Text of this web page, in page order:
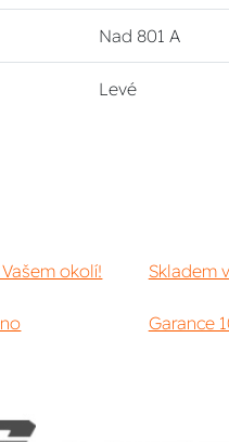
Nad 801 A
Levé
okolí!
Skladem
Garance